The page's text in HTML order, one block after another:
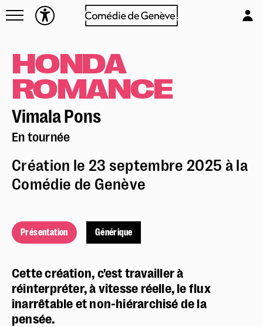
Navettes
Foire aux questions
L'équipe
Partenaires
Mécénat & sponsoring
Louer la Comédie
Technique
HONDA
ROMANCE
Vimala Pons
En tournée
Création le 23 septembre 2025 à la
Comédie de Genève
Présentation Générique
Cette création, c'est travailler à
réinterpréter, à vitesse réelle, le flux
inarrêtable et non-hiérarchisé de la
pensée.